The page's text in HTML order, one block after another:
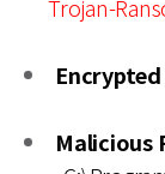
Trojan-
Malicious